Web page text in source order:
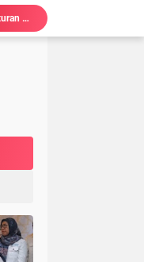
Ketum LSM Pucuk Bukit Nusantara Akan Laporkan Kepsek Yang Langgar Aturan Menteri ke APH , Terkait Dana Revitalisasi Sekolah